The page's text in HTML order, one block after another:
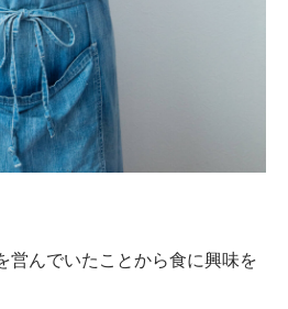
営んでいたことから食に興味を